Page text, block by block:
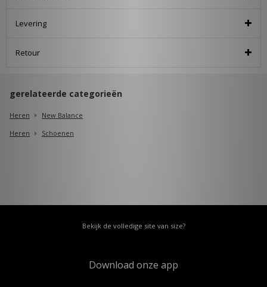
Levering
Retour
gerelateerde categorieën
Heren
New Balance
Heren
Schoenen
Bekijk de volledige site van size?
Download onze app